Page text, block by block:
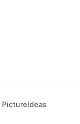
PictureIdeas